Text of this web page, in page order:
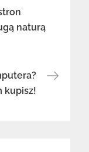
naturą
kupisz!